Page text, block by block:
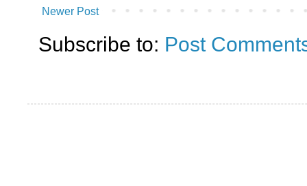
Newer Post
Subscribe to: Post